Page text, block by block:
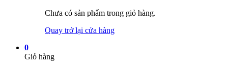
Chưa có sản phẩm trong giỏ hàng.
Quay trở lại cửa hàng
0
Giỏ hàng